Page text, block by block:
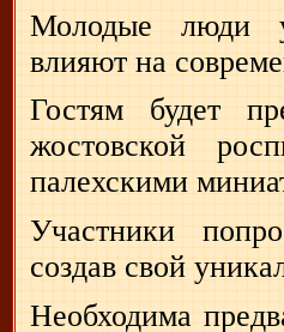
Молодые люди
влияют на
Гостям будет
жостовской
палехскими
Участники
создав свой
Необходима